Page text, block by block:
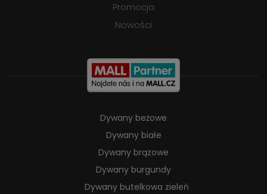
Promocja
Nowości
Dywany beżowe
Dywany białe
Dywany brązowe
Dywany burgundy
Dywany butelkowa zieleń